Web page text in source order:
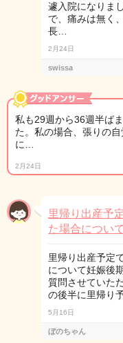
遽入院になりま
で、痛みは無く
長…
2月24日
swissa
私も29週から36週半ば
た。私の場合、張りの
に…
2月24日
里帰り出産予
た場合につい
里帰り出産予定
について妊娠後
質問させていた
の後半に里帰り
5月16日
ぼのちゃん